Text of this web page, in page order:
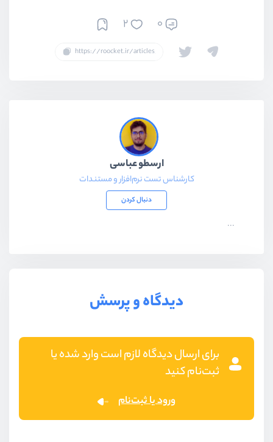
0
2
ارسطو عباسی
کارشناس تست نرم‌افزار و مستندات
دنبال کردن
...
دیدگاه و پرسش
برای ارسال دیدگاه لازم است وارد شده یا
ثبت‌نام کنید
ورود یا ثبت‌نام